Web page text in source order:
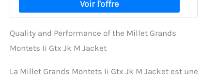
Quality and Performance of the Millet Grands
Montets Ii Gtx Jk M Jacket
La Millet Grands Montets Ii Gtx Jk M Jacket est une